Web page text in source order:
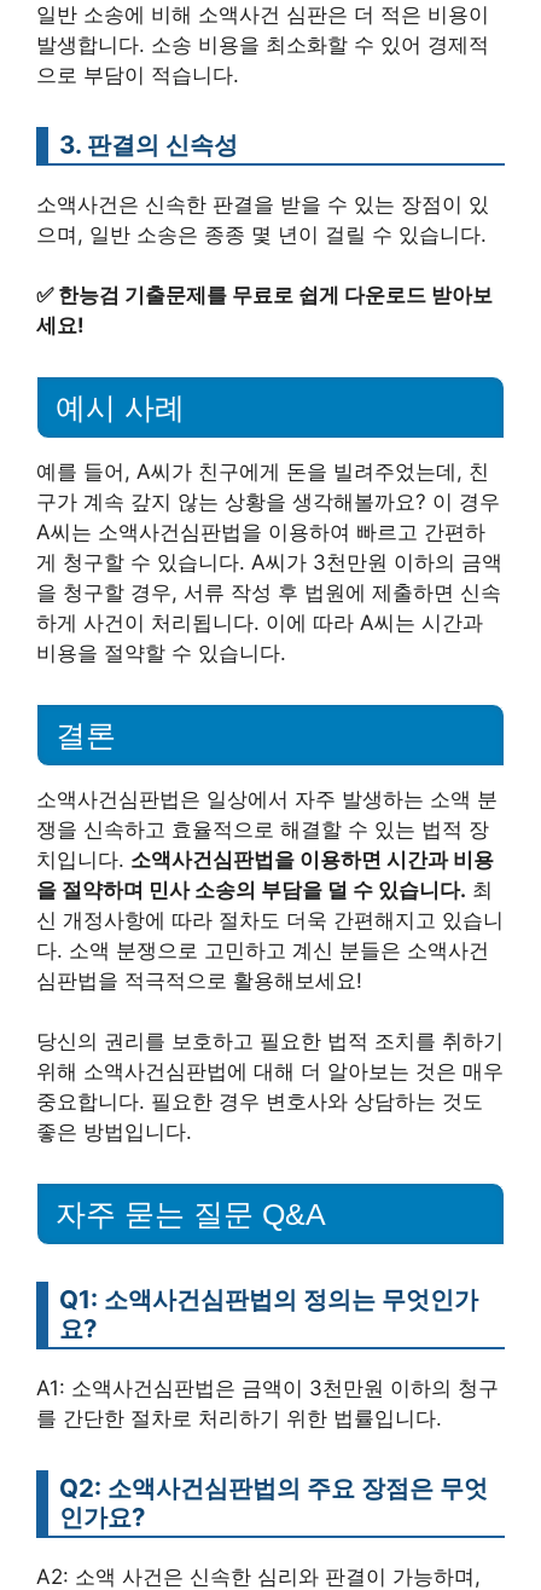
일반 소송에 비해 소액사건 심판은 더 적은 비용이
발생합니다. 소송 비용을 최소화할 수 있어 경제적
으로 부담이 적습니다.
3. 판결의 신속성
소액사건은 신속한 판결을 받을 수 있는 장점이 있
으며, 일반 소송은 종종 몇 년이 걸릴 수 있습니다.
✅ 한능검 기출문제를 무료로 쉽게 다운로드 받아보
세요!
예시 사례
예를 들어, A씨가 친구에게 돈을 빌려주었는데, 친
구가 계속 갚지 않는 상황을 생각해볼까요? 이 경우
A씨는 소액사건심판법을 이용하여 빠르고 간편하
게 청구할 수 있습니다. A씨가 3천만원 이하의 금액
을 청구할 경우, 서류 작성 후 법원에 제출하면 신속
하게 사건이 처리됩니다. 이에 따라 A씨는 시간과
비용을 절약할 수 있습니다.
결론
소액사건심판법은 일상에서 자주 발생하는 소액 분
쟁을 신속하고 효율적으로 해결할 수 있는 법적 장
치입니다. 소액사건심판법을 이용하면 시간과 비용
을 절약하며 민사 소송의 부담을 덜 수 있습니다. 최
신 개정사항에 따라 절차도 더욱 간편해지고 있습니
다. 소액 분쟁으로 고민하고 계신 분들은 소액사건
심판법을 적극적으로 활용해보세요!
당신의 권리를 보호하고 필요한 법적 조치를 취하기
위해 소액사건심판법에 대해 더 알아보는 것은 매우
중요합니다. 필요한 경우 변호사와 상담하는 것도
좋은 방법입니다.
자주 묻는 질문 Q&A
Q1: 소액사건심판법의 정의는 무엇인가
요?
A1: 소액사건심판법은 금액이 3천만원 이하의 청구
를 간단한 절차로 처리하기 위한 법률입니다.
Q2: 소액사건심판법의 주요 장점은 무엇
인가요?
A2: 소액 사건은 신속한 심리와 판결이 가능하며,